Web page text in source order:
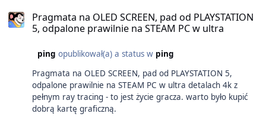
Pragmata na OLED SCREEN, pad od PLAYSTATION
5, odpalone prawilnie na STEAM PC w ultra
ping opublikował(a) a status w ping
Pragmata na OLED SCREEN, pad od PLAYSTATION 5,
odpalone prawilnie na STEAM PC w ultra detalach 4k z
pełnym ray tracing - to jest życie gracza. warto było kupić
dobrą kartę graficzną.